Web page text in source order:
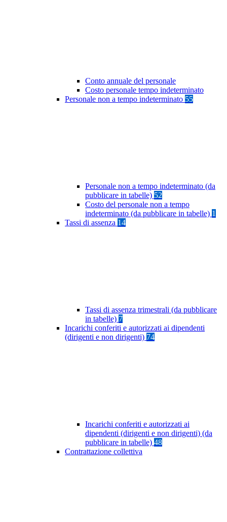
Conto annuale del personale
Costo personale tempo indeterminato
Personale non a tempo indeterminato 55
Personale non a tempo indeterminato (da
pubblicare in tabelle) 52
Costo del personale non a tempo
indeterminato (da pubblicare in tabelle) 1
Tassi di assenza 14
Tassi di assenza trimestrali (da pubblicare
in tabelle) 7
Incarichi conferiti e autorizzati ai dipendenti
(dirigenti e non dirigenti) 74
Incarichi conferiti e autorizzati ai
dipendenti (dirigenti e non dirigenti) (da
pubblicare in tabelle) 48
Contrattazione collettiva